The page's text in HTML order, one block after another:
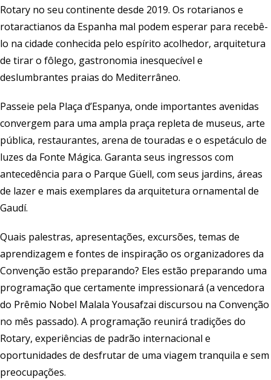
Rotary no seu continente desde 2019. Os rotarianos e
rotaractianos da Espanha mal podem esperar para recebê-
lo na cidade conhecida pelo espírito acolhedor, arquitetura
de tirar o fôlego, gastronomia inesquecível e
deslumbrantes praias do Mediterrâneo.
Passeie pela Plaça d’Espanya, onde importantes avenidas
convergem para uma ampla praça repleta de museus, arte
pública, restaurantes, arena de touradas e o espetáculo de
luzes da Fonte Mágica. Garanta seus ingressos com
antecedência para o Parque Güell, com seus jardins, áreas
de lazer e mais exemplares da arquitetura ornamental de
Gaudí.
Quais palestras, apresentações, excursões, temas de
aprendizagem e fontes de inspiração os organizadores da
Convenção estão preparando? Eles estão preparando uma
programação que certamente impressionará (a vencedora
do Prêmio Nobel Malala Yousafzai discursou na Convenção
no mês passado). A programação reunirá tradições do
Rotary, experiências de padrão internacional e
oportunidades de desfrutar de uma viagem tranquila e sem
preocupações.